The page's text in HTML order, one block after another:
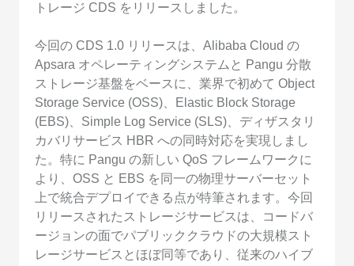
トレージ CDS をリリースしました。
今回の CDS 1.0 リリースは、Alibaba Cloud の
Apsara オペレーティングシステムと Pangu 分散
ストレージ基盤をベースに、業界で初めて Object
Storage Service (OSS)、Elastic Block Storage
(EBS)、Simple Log Service (SLS)、ディザスタリ
カバリサービス HBR への同時対応を実現しまし
た。特に Pangu の新しい QoS フレームワークに
より、OSS と EBS を同一の物理サーバーセット
上で統合デプロイできる点が特筆されます。今回
リリースされたストレージサービスは、コードバ
ージョンの面でパブリッククラウドの大規模スト
レージサービスとほぼ同等であり、従来のハイブ